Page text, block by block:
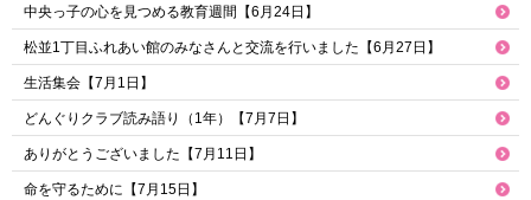
中央っ子の心を見つめる教育週間【6月24日】
松並1丁目ふれあい館のみなさんと交流を行いました【6月27日】
生活集会【7月1日】
どんぐりクラブ読み語り（1年）【7月7日】
ありがとうございました【7月11日】
命を守るために【7月15日】